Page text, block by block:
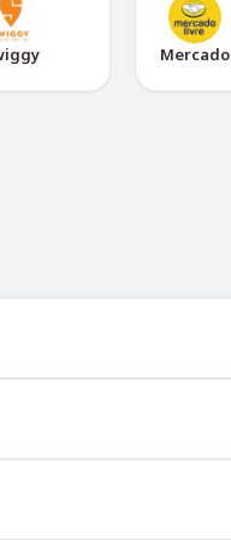
Mercado